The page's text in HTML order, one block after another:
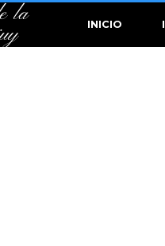
la
INICIO